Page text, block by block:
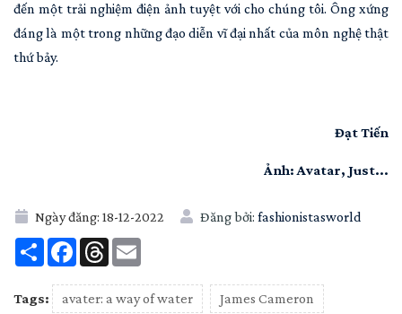
đến một trải nghiệm điện ảnh tuyệt với cho chúng tôi. Ông xứng
đáng là một trong những đạo diễn vĩ đại nhất của môn nghệ thật
thứ bảy.
Đạt Tiến
Ảnh: Avatar, Just...
Ngày đăng: 18-12-2022 Đăng bởi: fashionistasworld
Share Facebook
Threads
Tags: avater: a way of water James Cameron